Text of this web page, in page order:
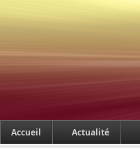
Accueil Actualité